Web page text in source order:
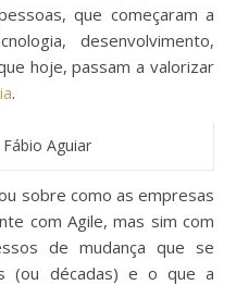
que começaram a
desenvolvimento,
hoje, passam a valorizar
.
Aguiar
sobre como as empresas
com Agile, mas sim com
de mudança que se
(ou décadas) e o que a